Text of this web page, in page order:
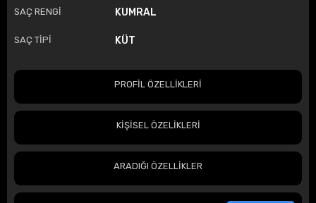
SAÇ RENGİ KUMRAL
SAÇ TİPİ KÜT
PROFİL ÖZELLİKLERİ
KİŞİSEL ÖZELİKLERİ
ARADIĞI ÖZELLİKLER